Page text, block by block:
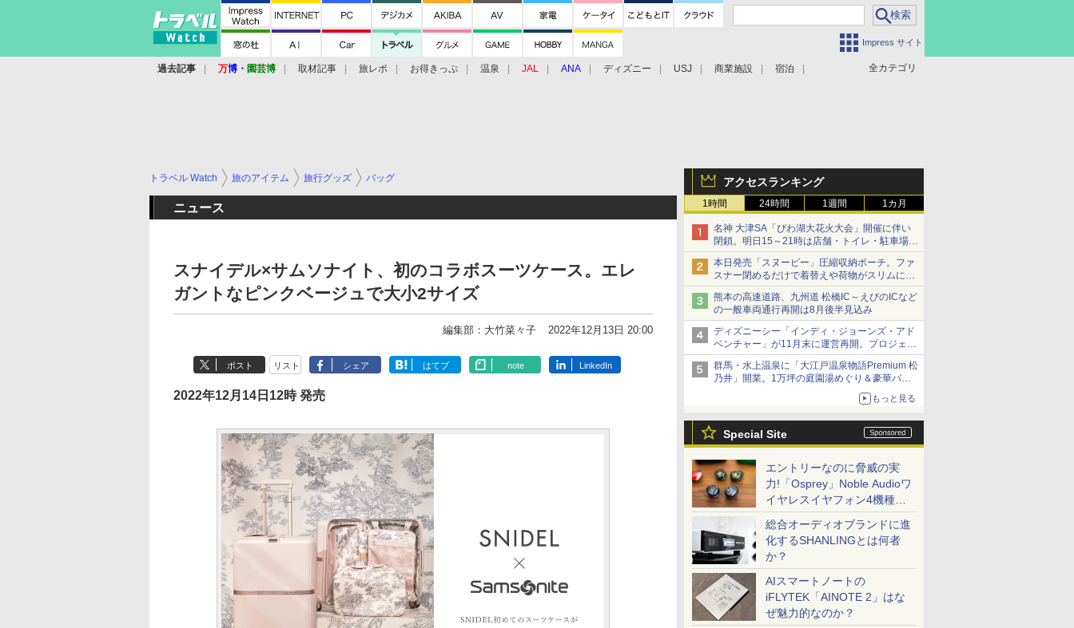
Impress サイト
全カテゴリ
過去記事 万博 ・ 園芸博 取材記事 旅レポ お得きっぷ 温泉 JAL ANA ディズニー USJ 商業施設 宿泊
アクセスランキング
1時間 24時間 1週間 1カ月
名神 大津SA「びわ湖大花火大会」開催に伴い
閉鎖。明日15～21時は店舗・トイレ・駐車場の
利用不可
本日発売「スヌーピー」圧縮収納ポーチ。ファ
スナー閉めるだけで着替えや荷物がスリムにま
とまる
熊本の高速道路、九州道 松橋IC～えびのICなど
の一般車両通行再開は8月後半見込み
ディズニーシー「インディ・ジョーンズ・アド
ベンチャー」が11月末に運営再開。プロジェク
ションマッピングを追加、DPAは1500円
群馬・水上温泉に「大江戸温泉物語Premium 松
乃井」開業。1万坪の庭園湯めぐり＆豪華バイ
もっと見る
Special Site
エントリーなのに脅威の実
力!「Osprey」Noble Audioワ
イヤレスイヤフォン4機種を
一気に聴く
総合オーディオブランドに進
化するSHANLINGとは何者
か？
AIスマートノートの
iFLYTEK「AINOTE 2」はな
ぜ魅力的なのか？
トラベル Watch 旅のアイテム 旅行グッズ バッグ
ニュース
スナイデル×サムソナイト、初のコラボスーツケース。エレ
ガントなピンクベージュで大小2サイズ
編集部：大竹菜々子 2022年12月13日 20:00
ポスト リスト シェア はてブ note LinkedIn
2022年12月14日12時 発売